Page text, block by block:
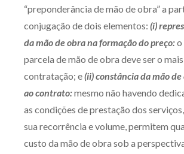
“preponderância de mão de obra” a
conjugação de dois elementos: (i)
da mão de obra na formação do preço:o
parcela de mão de obra deve ser o
contratação; e(ii) constância da mão
ao contrato:mesmo não havendo
as condições de prestação dos
sua recorrência e volume, permitem
custo da mão de obra sob a